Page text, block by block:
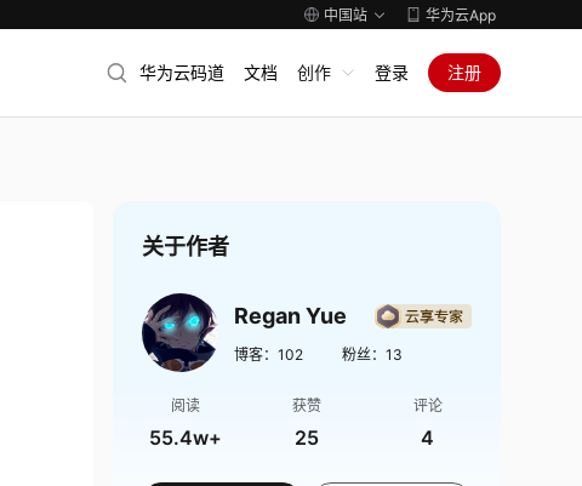
中国站 华为云App
华为云码道 文档 创作 登录 注册
关于作者
Regan Yue
博客： 102 粉丝： 13
阅读
55.4w+
获赞
25
评论
4